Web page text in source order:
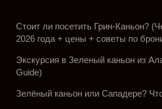
Стоит ли посетить Грин-Каньон?
2026 года + цены + советы по
Экскурсия в Зеленый каньон из
Guide)
Зелёный каньон или Сападере?